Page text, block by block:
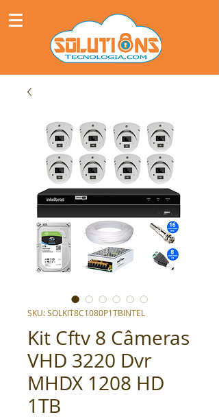
SKU: SOLKIT8C1080P1TBINTEL
Kit Cftv 8 Câmeras
VHD 3220 Dvr
MHDX 1208 HD
1TB